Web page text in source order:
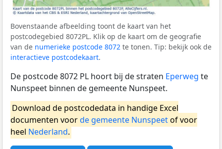
Bovenstaande afbeelding toont de kaart van het
postcodegebied 8072PL. Klik op de kaart om de geografie
van de numerieke postcode 8072 te tonen. Tip: bekijk ook de
interactieve postcodekaart.
De postcode 8072 PL hoort bij de straten Eperweg te
Nunspeet binnen de gemeente Nunspeet.
Download de postcodedata in handige Excel
documenten voorde gemeente Nunspeetof voor
heel Nederland.